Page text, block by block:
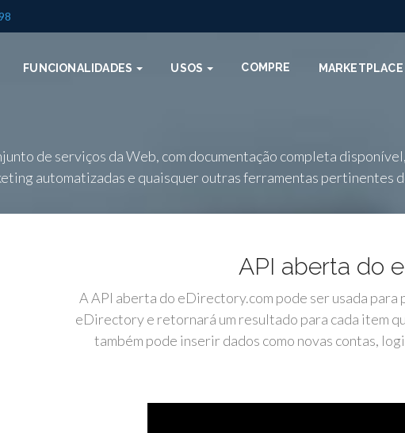
FUNCIONALIDADES USOS COMPRE MARKETPLACE
de serviços da Web, com documentação completa
automatizadas e quaisquer outras ferramentas pertinentes
API aberta do
A API aberta do eDirectory.com pode ser usada
eDirectory e retornará um resultado para cada item
também pode inserir dados como novas contas,